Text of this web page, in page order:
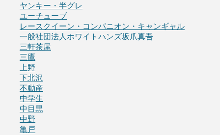
ヤンキー・半グレ
ユーチューブ
レースクイーン・コンパニオン・キャンギャル
一般社団法人ホワイトハンズ坂爪真吾
三軒茶屋
三鷹
上野
下北沢
不動産
中学生
中目黒
中野
亀戸